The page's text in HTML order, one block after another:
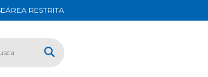
ÁREA RESTRITA